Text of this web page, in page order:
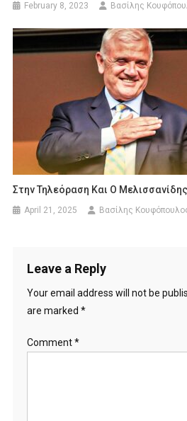
February 8, 2023 Βασίλης
Στην Τηλεόραση Και Ο
April 21, 2025 Βασίλης
Leave a Reply
Your email address will not be
are marked *
Comment*